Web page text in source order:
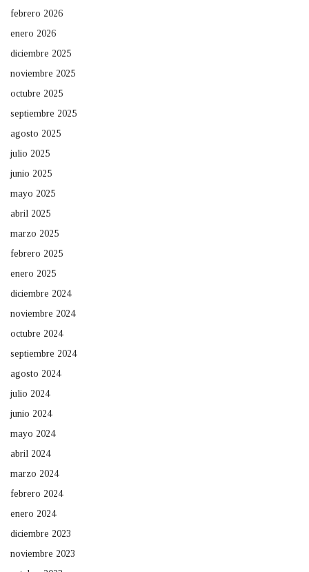
febrero 2026
enero 2026
diciembre 2025
noviembre 2025
octubre 2025
septiembre 2025
agosto 2025
julio 2025
junio 2025
mayo 2025
abril 2025
marzo 2025
febrero 2025
enero 2025
diciembre 2024
noviembre 2024
octubre 2024
septiembre 2024
agosto 2024
julio 2024
junio 2024
mayo 2024
abril 2024
marzo 2024
febrero 2024
enero 2024
diciembre 2023
noviembre 2023